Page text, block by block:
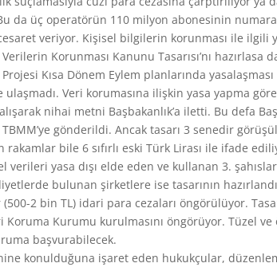
da üç operatörün 110 milyon abonesinin
veriyor. Kişisel bilgilerin korunması ile
Verilerin Korunması Kanunu Tasarısı’nı
Kısa Dönem Eylem planlarında
Veri korumasına ilişkin yasa yapma
nihai metni Başbakanlık’a iletti. Bu defa
gönderildi. Ancak tasarı 3 senedir
bile 6 sıfırlı eski Türk Lirası ile ifade
verileri yasa dışı elde eden ve kullanan 3.
bulunan şirketlere ise tasarının
2 bin TL) idari para cezaları öngörülüyor.
Koruma Kurumu kurulmasını öngörüyor. Tüzel
başvurabilecek.
konulduğuna işaret eden hukukçular,